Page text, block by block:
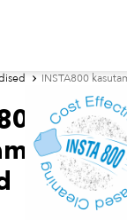
INSTA800